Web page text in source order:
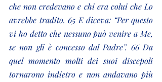
che non credevano e chi era colui che Lo
avrebbe tradito. 65 E diceva: “Per questo
vi ho detto che nessuno può venire a Me,
se non gli è concesso dal Padre”. 66 Da
quel momento molti dei suoi discepoli
tornarono indietro e non andavano più